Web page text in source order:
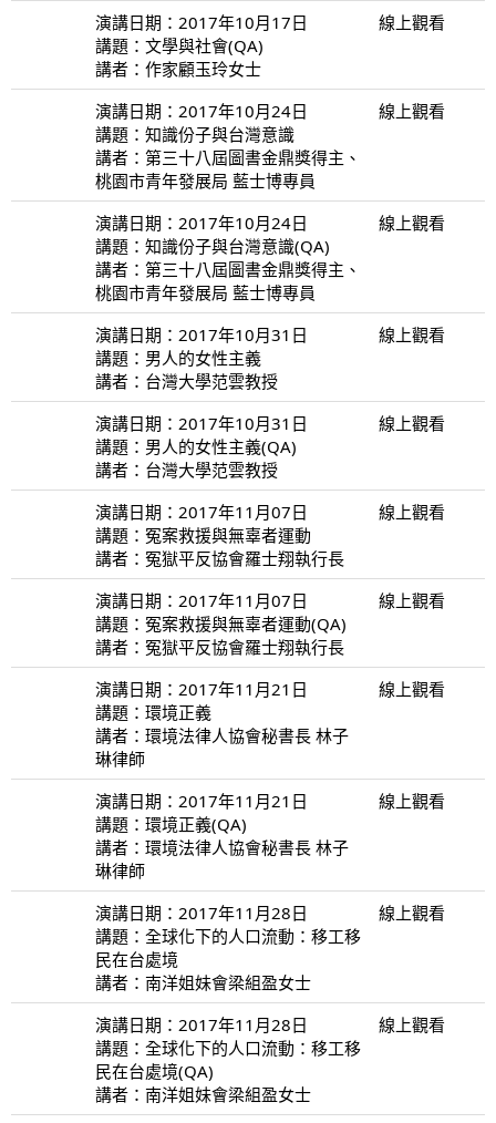
演講日期：2017年10月17日
講題：文學與社會(QA)
講者：作家顧玉玲女士
線上觀看
演講日期：2017年10月24日
講題：知識份子與台灣意識
講者：第三十八屆圖書金鼎獎得主、
桃園市青年發展局 藍士博專員
線上觀看
演講日期：2017年10月24日
講題：知識份子與台灣意識(QA)
講者：第三十八屆圖書金鼎獎得主、
桃園市青年發展局 藍士博專員
線上觀看
演講日期：2017年10月31日
講題：男人的女性主義
講者：台灣大學范雲教授
線上觀看
演講日期：2017年10月31日
講題：男人的女性主義(QA)
講者：台灣大學范雲教授
線上觀看
演講日期：2017年11月07日
講題：冤案救援與無辜者運動
講者：冤獄平反協會羅士翔執行長
線上觀看
演講日期：2017年11月07日
講題：冤案救援與無辜者運動(QA)
講者：冤獄平反協會羅士翔執行長
線上觀看
演講日期：2017年11月21日
講題：環境正義
講者：環境法律人協會秘書長 林子
琳律師
線上觀看
演講日期：2017年11月21日
講題：環境正義(QA)
講者：環境法律人協會秘書長 林子
琳律師
線上觀看
演講日期：2017年11月28日
講題：全球化下的人口流動：移工移
民在台處境
講者：南洋姐妹會梁組盈女士
線上觀看
演講日期：2017年11月28日
講題：全球化下的人口流動：移工移
民在台處境(QA)
講者：南洋姐妹會梁組盈女士
線上觀看